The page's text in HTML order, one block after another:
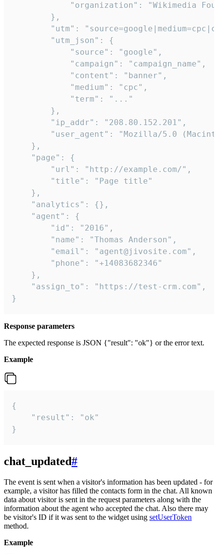
"organization": "Wikimedia
        },
"utm":
        "utm_json": {
            "source": "google",
            "campaign": "campaign_name",
            "content": "banner",
            "medium": "cpc",
            "term": "..."
        },
        "ip_addr": "208.80.152.201",
"user_agent": "Mozilla/5.0
    },
    "page": {
        "url": "http://example.com/",
        "title": "Page title"
    },
    "analytics": {},
    "agent": {
        "id": "2016",
        "name": "Thomas Anderson",
        "email": "agent@jivosite.com",
        "phone": "+14083682346"
    },
    "assign_to": "https://test-crm.com",
}
Response parameters
The expected response is JSON {"result": "ok"} or the error text.
Example
{
    "result": "ok"
}
chat_updated#
The event is sent when a visitor's information has been updated - for
example, a visitor has filled the contacts form in the chat. All known
data about visitor is sent in the request parameters along with the
information about the agent who accepted the chat. Also there may
be visitor's ID if it was sent to the widget using setUserToken
method.
Example